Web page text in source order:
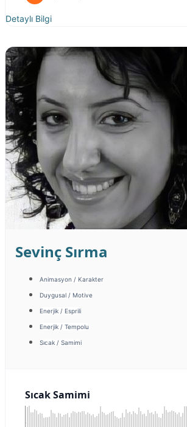
Detaylı Bilgi
Sevinç Sırma
Animasyon / Karakter
Duygusal / Motive
Enerjik / Esprili
Enerjik / Tempolu
Sıcak / Samimi
Sıcak Samimi